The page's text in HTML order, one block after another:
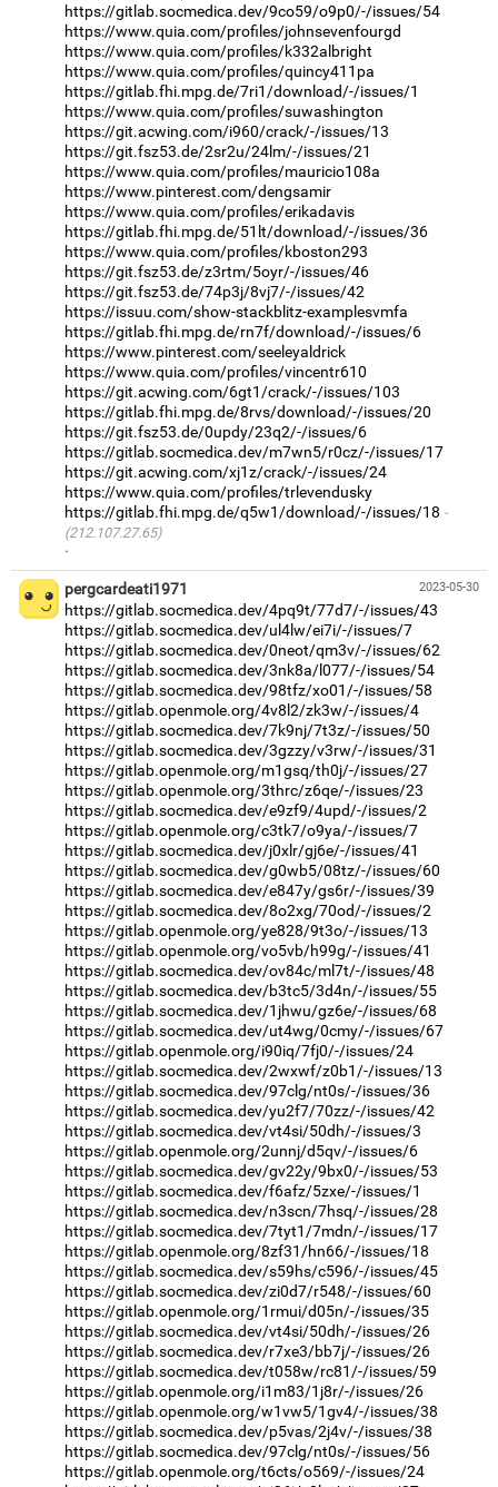
https://gitlab.socmedica.dev/9co59/o9p0/-/issues/54
https://www.quia.com/profiles/johnsevenfourgd
https://www.quia.com/profiles/k332albright
https://www.quia.com/profiles/quincy411pa
https://gitlab.fhi.mpg.de/7ri1/download/-/issues/1
https://www.quia.com/profiles/suwashington
https://git.acwing.com/i960/crack/-/issues/13
https://git.fsz53.de/2sr2u/24lm/-/issues/21
https://www.quia.com/profiles/mauricio108a
https://www.pinterest.com/dengsamir
https://www.quia.com/profiles/erikadavis
https://gitlab.fhi.mpg.de/51lt/download/-/issues/36
https://www.quia.com/profiles/kboston293
https://git.fsz53.de/z3rtm/5oyr/-/issues/46
https://git.fsz53.de/74p3j/8vj7/-/issues/42
https://issuu.com/show-stackblitz-examplesvmfa
https://gitlab.fhi.mpg.de/rn7f/download/-/issues/6
https://www.pinterest.com/seeleyaldrick
https://www.quia.com/profiles/vincentr610
https://git.acwing.com/6gt1/crack/-/issues/103
https://gitlab.fhi.mpg.de/8rvs/download/-/issues/20
https://git.fsz53.de/0updy/23q2/-/issues/6
https://gitlab.socmedica.dev/m7wn5/r0cz/-/issues/17
https://git.acwing.com/xj1z/crack/-/issues/24
https://www.quia.com/profiles/trlevendusky
https://gitlab.fhi.mpg.de/q5w1/download/-/issues/18
(212.107.27.65)
·
2023-05-30
pergcardeati1971
https://gitlab.socmedica.dev/4pq9t/77d7/-/issues/43
https://gitlab.socmedica.dev/ul4lw/ei7i/-/issues/7
https://gitlab.socmedica.dev/0neot/qm3v/-/issues/62
https://gitlab.socmedica.dev/3nk8a/l077/-/issues/54
https://gitlab.socmedica.dev/98tfz/xo01/-/issues/58
https://gitlab.openmole.org/4v8l2/zk3w/-/issues/4
https://gitlab.socmedica.dev/7k9nj/7t3z/-/issues/50
https://gitlab.socmedica.dev/3gzzy/v3rw/-/issues/31
https://gitlab.openmole.org/m1gsq/th0j/-/issues/27
https://gitlab.openmole.org/3thrc/z6qe/-/issues/23
https://gitlab.socmedica.dev/e9zf9/4upd/-/issues/2
https://gitlab.openmole.org/c3tk7/o9ya/-/issues/7
https://gitlab.socmedica.dev/j0xlr/gj6e/-/issues/41
https://gitlab.socmedica.dev/g0wb5/08tz/-/issues/60
https://gitlab.socmedica.dev/e847y/gs6r/-/issues/39
https://gitlab.socmedica.dev/8o2xg/70od/-/issues/2
https://gitlab.openmole.org/ye828/9t3o/-/issues/13
https://gitlab.openmole.org/vo5vb/h99g/-/issues/41
https://gitlab.socmedica.dev/ov84c/ml7t/-/issues/48
https://gitlab.socmedica.dev/b3tc5/3d4n/-/issues/55
https://gitlab.socmedica.dev/1jhwu/gz6e/-/issues/68
https://gitlab.socmedica.dev/ut4wg/0cmy/-/issues/67
https://gitlab.openmole.org/i90iq/7fj0/-/issues/24
https://gitlab.socmedica.dev/2wxwf/z0b1/-/issues/13
https://gitlab.socmedica.dev/97clg/nt0s/-/issues/36
https://gitlab.socmedica.dev/yu2f7/70zz/-/issues/42
https://gitlab.socmedica.dev/vt4si/50dh/-/issues/3
https://gitlab.openmole.org/2unnj/d5qv/-/issues/6
https://gitlab.socmedica.dev/gv22y/9bx0/-/issues/53
https://gitlab.socmedica.dev/f6afz/5zxe/-/issues/1
https://gitlab.socmedica.dev/n3scn/7hsq/-/issues/28
https://gitlab.socmedica.dev/7tyt1/7mdn/-/issues/17
https://gitlab.openmole.org/8zf31/hn66/-/issues/18
https://gitlab.socmedica.dev/s59hs/c596/-/issues/45
https://gitlab.socmedica.dev/zi0d7/r548/-/issues/60
https://gitlab.openmole.org/1rmui/d05n/-/issues/35
https://gitlab.socmedica.dev/vt4si/50dh/-/issues/26
https://gitlab.socmedica.dev/r7xe3/bb7j/-/issues/26
https://gitlab.socmedica.dev/t058w/rc81/-/issues/59
https://gitlab.openmole.org/i1m83/1j8r/-/issues/26
https://gitlab.openmole.org/w1vw5/1gv4/-/issues/38
https://gitlab.socmedica.dev/p5vas/2j4v/-/issues/38
https://gitlab.socmedica.dev/97clg/nt0s/-/issues/56
https://gitlab.openmole.org/t6cts/o569/-/issues/24